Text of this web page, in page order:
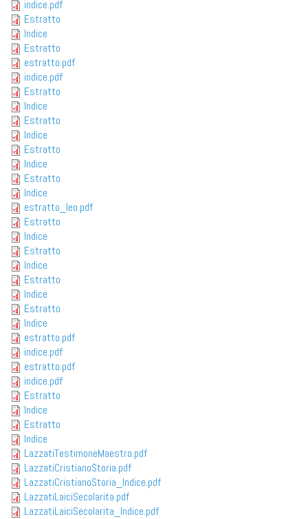
indice.pdf
Estratto
Indice
Estratto
estratto.pdf
indice.pdf
Estratto
Indice
Estratto
Indice
Estratto
Indice
Estratto
Indice
estratto_leo.pdf
Estratto
Indice
Estratto
Indice
Estratto
Indice
Estratto
Indice
estratto.pdf
indice.pdf
estratto.pdf
indice.pdf
Estratto
Indice
Estratto
Indice
LazzatiTestimoneMaestro.pdf
LazzatiCristianoStoria.pdf
LazzatiCristianoStoria_Indice.pdf
LazzatiLaiciSecolarita.pdf
LazzatiLaiciSecolarita_Indice.pdf